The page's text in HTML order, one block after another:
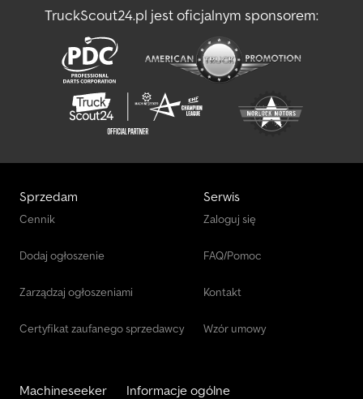
TruckScout24.pl jest oficjalnym sponsorem:
Sprzedam
Cennik
Dodaj ogłoszenie
Zarządzaj ogłoszeniami
Certyfikat zaufanego sprzedawcy
Serwis
Zaloguj się
FAQ/Pomoc
Kontakt
Wzór umowy
Machineseeker Informacje ogólne